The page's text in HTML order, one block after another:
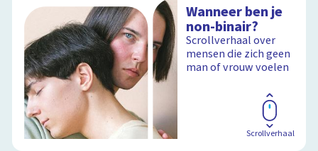
Wanneer ben je
non-binair?
Scrollverhaal over
mensen die zich geen
man of vrouw voelen
Scrollverhaal